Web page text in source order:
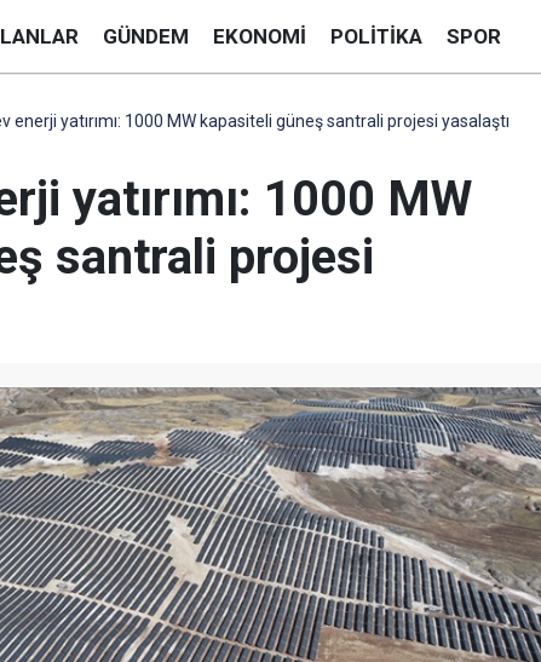
GÜNDEM EKONOMI POLITIKA SPOR
enerji yatırımı: 1000 MW kapasiteli güneş santrali projesi yasalaştı
yatırımı: 1000 MW
santrali projesi